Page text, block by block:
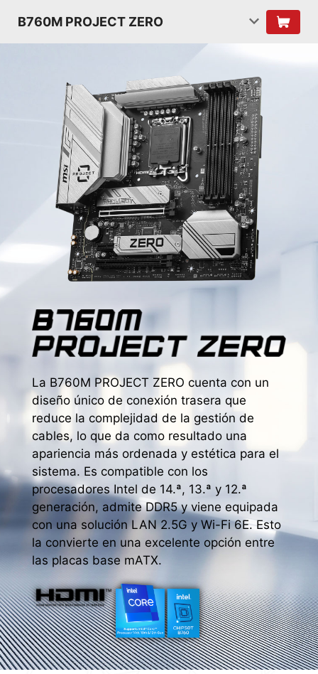
B760M PROJECT ZERO
La B760M PROJECT ZERO cuenta con un
diseño único de conexión trasera que
reduce la complejidad de la gestión de
cables, lo que da como resultado una
apariencia más ordenada y estética para el
sistema. Es compatible con los
procesadores Intel de 14.ª, 13.ª y 12.ª
generación, admite DDR5 y viene equipada
con una solución LAN 2.5G y Wi-Fi 6E. Esto
la convierte en una excelente opción entre
las placas base mATX.